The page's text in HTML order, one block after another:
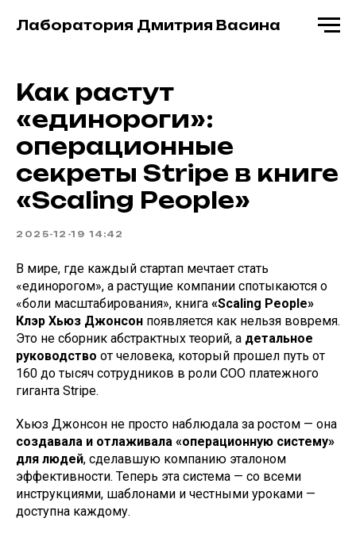
Лаборатория Дмитрия Васина
Как растут
«единороги»:
операционные
секреты Stripe в книге
«Scaling People»
2025-12-19 14:42
В мире, где каждый стартап мечтает стать
«единорогом», а растущие компании спотыкаются о
«боли масштабирования», книга «Scaling People»
Клэр Хьюз Джонсон появляется как нельзя вовремя.
Это не сборник абстрактных теорий, а детальное
руководство от человека, который прошел путь от
160 до тысяч сотрудников в роли COO платежного
гиганта Stripe.
Хьюз Джонсон не просто наблюдала за ростом — она
создавала и отлаживала «операционную систему»
для людей, сделавшую компанию эталоном
эффективности. Теперь эта система — со всеми
инструкциями, шаблонами и честными уроками —
доступна каждому.